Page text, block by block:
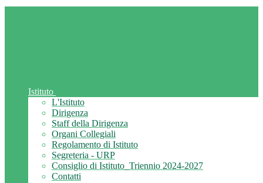
Istituto
L'Istituto
Dirigenza
Staff della Dirigenza
Organi Collegiali
Regolamento di Istituto
Segreteria - URP
Consiglio di Istituto_Triennio 2024-2027
Contatti